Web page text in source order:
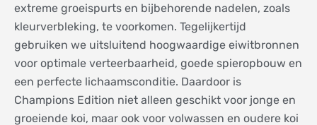
extreme groeispurts en bijbehorende nadelen, zoals
kleurverbleking, te voorkomen. Tegelijkertijd
gebruiken we uitsluitend hoogwaardige eiwitbronnen
voor optimale verteerbaarheid, goede spieropbouw en
een perfecte lichaamsconditie. Daardoor is
Champions Edition niet alleen geschikt voor jonge en
groeiende koi, maar ook voor volwassen en oudere koi